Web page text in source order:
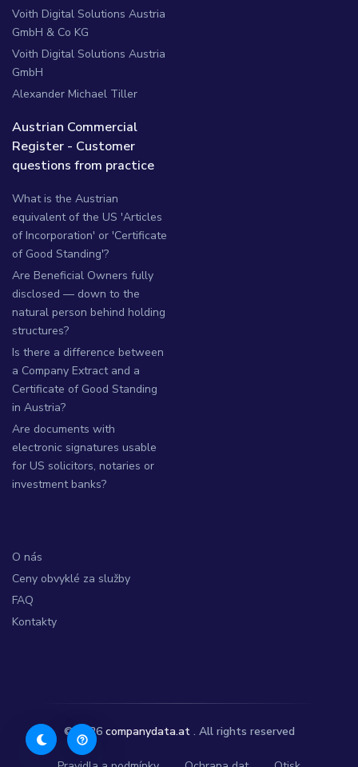
Voith Digital Solutions Austria
GmbH & Co KG
Voith Digital Solutions Austria
GmbH
Alexander Michael Tiller
Austrian Commercial
Register - Customer
questions from practice
What is the Austrian
equivalent of the US 'Articles
of Incorporation' or 'Certificate
of Good Standing'?
Are Beneficial Owners fully
disclosed — down to the
natural person behind holding
structures?
Is there a difference between
a Company Extract and a
Certificate of Good Standing
in Austria?
Are documents with
electronic signatures usable
for US solicitors, notaries or
investment banks?
O nás
Ceny obvyklé za služby
FAQ
Kontakty
© 2026 companydata.at. All rights reserved